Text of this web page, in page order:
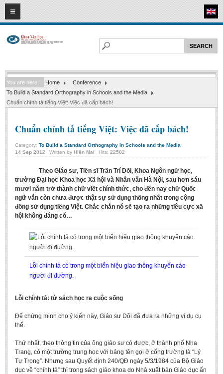
08 2026
HOME
Faculty of Literature
Departments
Department of Vietnamese Literature
Department of Foreign Literatures and Comparative Literature
Department of Sinology-Nom Studies
Center of Sinology and Nom Studies
Images - Events
ACADEMIC
Undergraduate: Regular Degree
Undergraduate: Honor Degree
Postgraduate
LITERARY WRITINGS & TRANSLATING
RESEARCH
Sinology & Nom
Vietnamese Folk Culture
Literary Theory & Criticism
You are here: Home
Conference
To Build a Standard Orthography in Schools and the Media
Chuẩn chính tả tiếng Việt: Việc đã cấp bách!
Chuẩn chính tả tiếng Việt: Việc đã cấp bách!
Category: To Build a Standard Orthography in Schools and the Media
14 Sep 2012 Written by Hiền Mai Hits: 22502
Theo Giáo sư, Tiến sĩ Trần Trí Dõi, Khoa Ngôn ngữ học,
trường Đại học Khoa học Xã hội và Nhân văn Hà Nội, sau hơn sáu
mươi năm trở thành chữ viết chính thức, cho đến nay chữ Quốc
ngữ vẫn còn chưa được thật sự sử dụng thống nhất trong cộng
đồng sử dụng tiếng Việt. Chắc chắn nó sẽ tạo ra những tiêu cực xã
hội không đáng có…
Lỗi chính tả có trong một biển hiệu giao thông khuyến cáo
người đi đường.
Lỗi chính tả: từ sách học ra cuộc sống
Để chứng minh cho ý kiến này, Giáo sư Dõi đã đưa ra những ví dụ cụ
thể.
Thứ nhất, theo thông tin của ông giáo sư có được, ở thành phố Nha
Trang, có một trường trung học với bảng tên gọi ở cổng trường là “Lý
Tự Trọng”. Nhưng sau Quyết định 240/QĐ ngày 5/3/1984 của Bộ Giáo
dục về “chính tả” thì trong sách giáo khoa do Nhà xuất bản Giáo dục ấn